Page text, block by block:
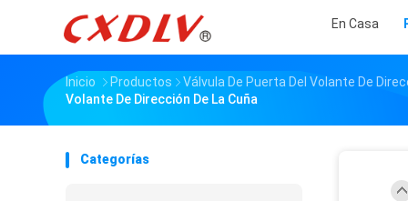
En Casa
Inicio Productos Válvula De Puerta Del Volante De
Volante De Dirección De La Cuña
Categorías